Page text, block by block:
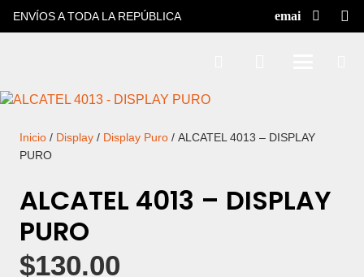
ENVÍOS A TODA LA REPÚBLICA
Inicio / Display / Display Puro / ALCATEL 4013 – DISPLAY
PURO
ALCATEL 4013 – DISPLAY
PURO
$130.00